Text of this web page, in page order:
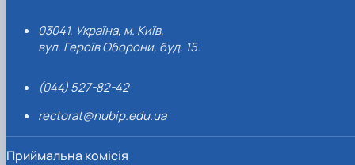
03041, Україна, м. Київ,
вул. Героїв Оборони, буд. 15.
(044) 527-82-42
rectorat@nubip.edu.ua
Приймальна комісія